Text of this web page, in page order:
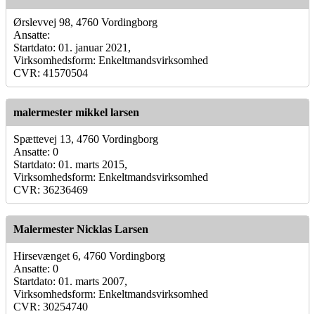
Ørslevvej 98, 4760 Vordingborg
Ansatte:
Startdato: 01. januar 2021,
Virksomhedsform: Enkeltmandsvirksomhed
CVR: 41570504
malermester mikkel larsen
Spættevej 13, 4760 Vordingborg
Ansatte: 0
Startdato: 01. marts 2015,
Virksomhedsform: Enkeltmandsvirksomhed
CVR: 36236469
Malermester Nicklas Larsen
Hirsevænget 6, 4760 Vordingborg
Ansatte: 0
Startdato: 01. marts 2007,
Virksomhedsform: Enkeltmandsvirksomhed
CVR: 30254740